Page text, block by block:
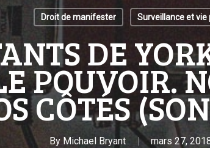
Droit de manifester Surveillance et vie
DE
POUVOIR.
CÔTÉS
By Michael Bryant mars 27,